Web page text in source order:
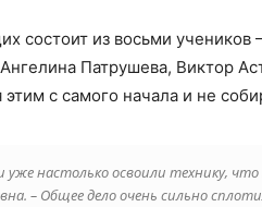
состоит из восьми учеников
Патрушева, Виктор
с самого начала и не
уже настолько освоили технику,
– Общее дело очень сильно